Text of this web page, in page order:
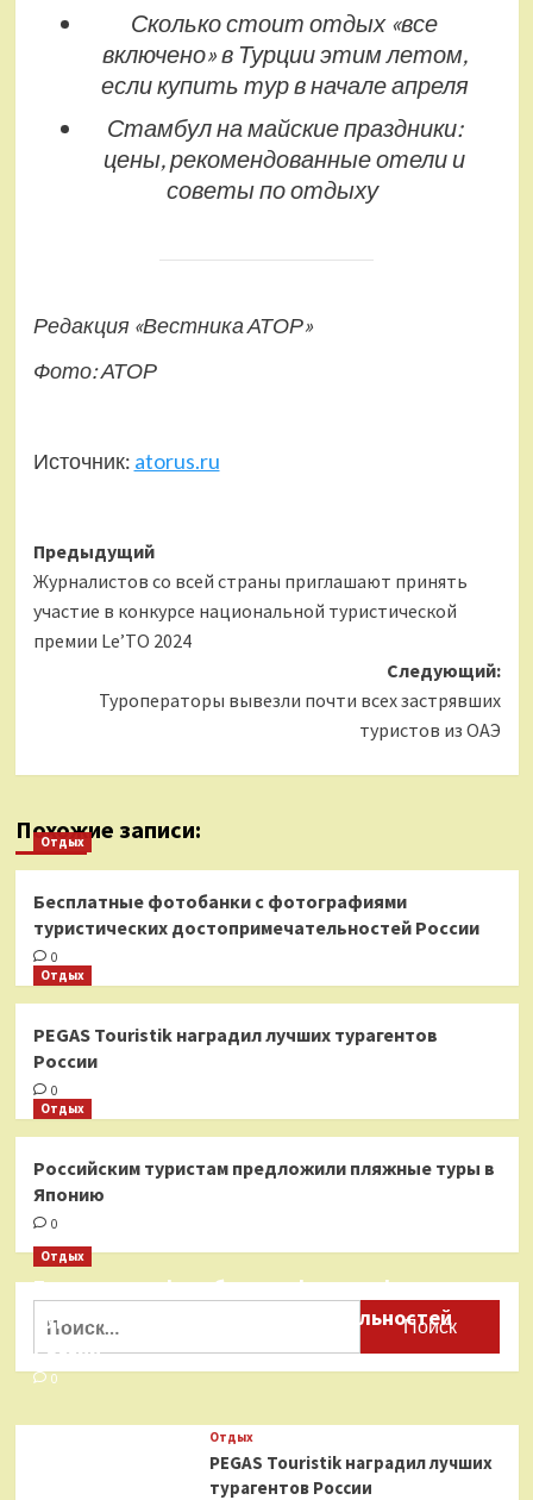
Сколько стоит отдых «все
включено» в Турции этим летом,
если купить тур в начале апреля
Стамбул на майские праздники:
цены, рекомендованные отели и
советы по отдыху
Редакция «Вестника АТОР»
Фото: АТОР
Источник: atorus.ru
Навигация
записи
Предыдущий
Журналистов со всей страны приглашают принять
участие в конкурсе национальной туристической
премии Le’TO 2024
Следующий:
Туроператоры вывезли почти всех застрявших
туристов из ОАЭ
Похожие записи:
Отдых
Бесплатные фотобанки с фотографиями
туристических достопримечательностей России
0
Отдых
PEGAS Touristik наградил лучших турагентов
России
0
Отдых
Российским туристам предложили пляжные туры в
Японию
0
Отдых
Бесплатные фотобанки с фотографиями
туристических достопримечательностей
России
0
Отдых
PEGAS Touristik наградил лучших
турагентов России